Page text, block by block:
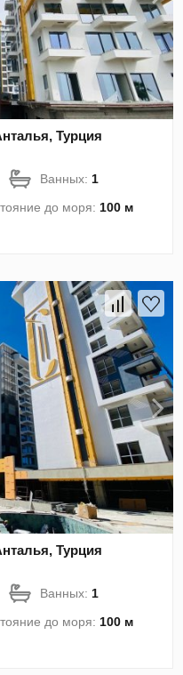
Турция
Ванных: 1
до моря: 100 м
Турция
Ванных: 1
до моря: 100 м